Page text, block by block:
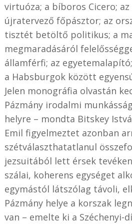
virtuóza; a bíboros Cicero; az
újratervező főpásztor; az
tisztét betöltő politikus; a
megmaradásáról
államférfi; az
a Habsburgok között
Jelen monográfia olvastán
Pázmány irodalmi
helyre – mondta Bitskey
Emil figyelmeztet azonban
szétválaszthatatlanul
jezsuitából lett érsek
szálai, koherens egységet
egymástól látszólag távoli,
Pázmány helye a korszak
van – emelte ki a Széchenyi-